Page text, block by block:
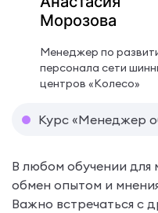
Морозова
Менеджер по
персонала сети
центров «Колесо»
Курс «Менеджер
В любом обучении для
обмен опытом и
Важно встречаться с